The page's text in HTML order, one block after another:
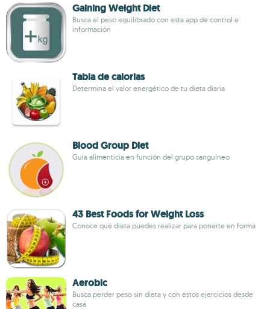
Gaining Weight Diet
Busca el peso equilibrado con esta app de control e
información
Tabla de calorias
Determina el valor energético de tu dieta diaria
Blood Group Diet
Guía alimenticia en función del grupo sanguíneo
43 Best Foods for Weight Loss
Conoce qué dieta puedes realizar para ponerte en forma
Aerobic
Busca perder peso sin dieta y con estos ejercicios desde
casa